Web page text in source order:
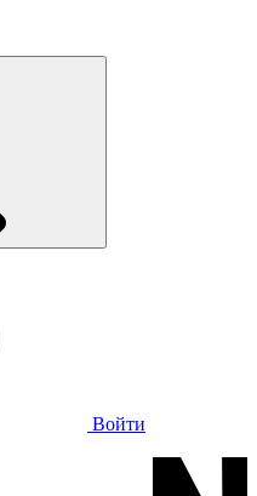
Войти